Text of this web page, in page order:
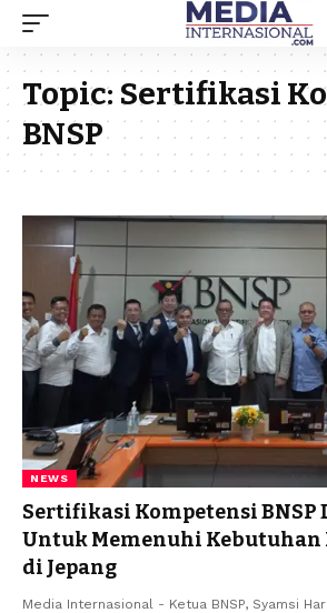
Topic: Sertifikasi
BNSP
NEWS
Sertifikasi Kompetensi BNSP
Untuk Memenuhi Kebutuhan
di Jepang
Media Internasional - Ketua BNSP, Syamsi